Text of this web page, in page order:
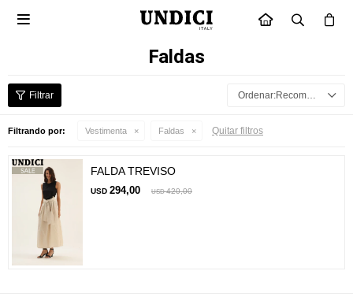
INICIO

Faldas
Recomendados
Filtrando por: Vestimenta Faldas Quitar filtros
FALDA TREVISO
USD 294,00 USD 420,00